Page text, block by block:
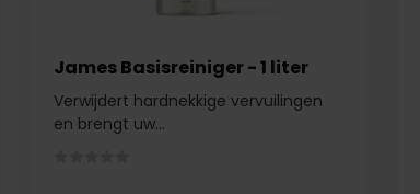
James Basisreiniger - 1 liter
Verwijdert hardnekkige vervuilingen
en brengt uw...